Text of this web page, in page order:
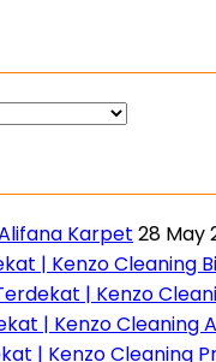
Karpet 28 May
| Kenzo Cleaning
| Kenzo
| Kenzo Cleaning
| Kenzo Cleaning